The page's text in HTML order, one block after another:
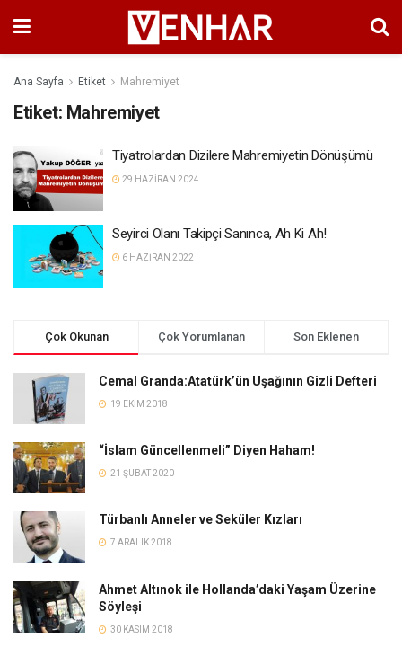
Ana Sayfa Etiket Mahremiyet
Etiket: Mahremiyet
Tiyatrolardan Dizilere Mahremiyetin Dönüşümü
29 HAZIRAN 2024
Seyirci Olanı Takipçi Sanınca, Ah Ki Ah!
6 HAZIRAN 2022
Çok Okunan Çok Yorumlanan Son Eklenen
Cemal Granda:Atatürk’ün Uşağının Gizli Defteri
19 EKIM 2018
“İslam Güncellenmeli” Diyen Haham!
21 ŞUBAT 2020
Türbanlı Anneler ve Seküler Kızları
7 ARALIK 2018
Ahmet Altınok ile Hollanda’daki Yaşam Üzerine
Söyleşi
30 KASIM 2018